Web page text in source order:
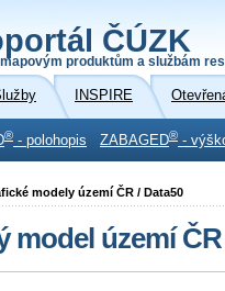
ČÚZK
produktům a službám
INSPIRE
® - polohopis ZABAGED® -
modely území ČR / Data50
území ČR